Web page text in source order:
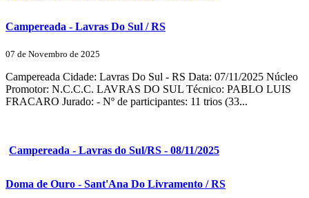
Campereada - Lavras Do Sul / RS
07 de Novembro de 2025
Campereada Cidade: Lavras Do Sul - RS Data: 07/11/2025 Núcleo
Promotor: N.C.C.C. LAVRAS DO SUL Técnico: PABLO LUIS
FRACARO Jurado: - Nº de participantes: 11 trios (33...
Campereada - Lavras do Sul/RS - 08/11/2025
Doma de Ouro - Sant'Ana Do Livramento / RS